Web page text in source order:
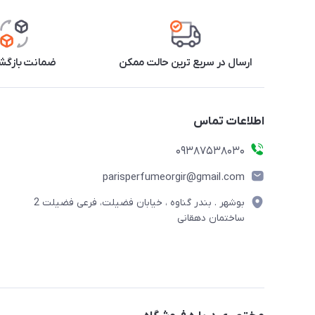
ارسال در سریع ترین حالت ممکن ضمانت
اطلاعات تماس
09387538030
parisperfumeorgir@gmail.com
بوشهر . بندر گناوه ، خیابان فضیلت، فرعی فضیلت 2
ساختمان دهقانی